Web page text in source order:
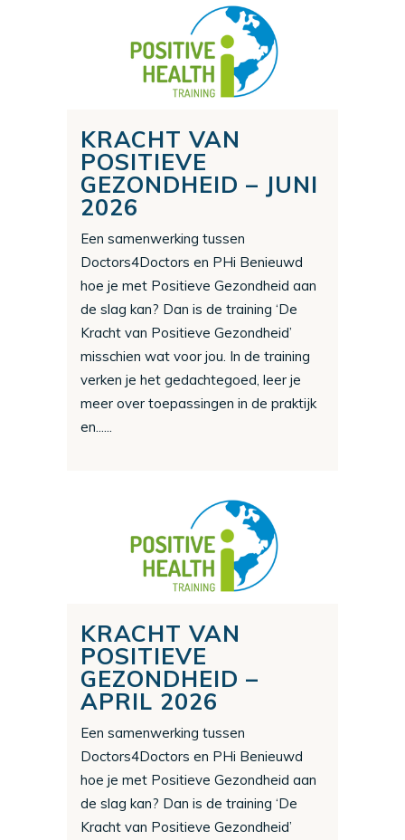
KRACHT VAN
POSITIEVE
GEZONDHEID – JUNI
2026
Een samenwerking tussen
Doctors4Doctors en PHi Benieuwd
hoe je met Positieve Gezondheid aan
de slag kan? Dan is de training ‘De
Kracht van Positieve Gezondheid’
misschien wat voor jou. In de training
verken je het gedachtegoed, leer je
meer over toepassingen in de praktijk
en......
KRACHT VAN
POSITIEVE
GEZONDHEID –
APRIL 2026
Een samenwerking tussen
Doctors4Doctors en PHi Benieuwd
hoe je met Positieve Gezondheid aan
de slag kan? Dan is de training ‘De
Kracht van Positieve Gezondheid’